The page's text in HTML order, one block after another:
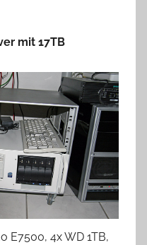
mit 17TB
E7500, 4x WD 1TB,